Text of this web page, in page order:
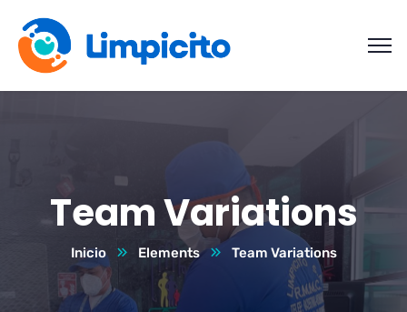
Team Variations
Inicio Elements Team Variations